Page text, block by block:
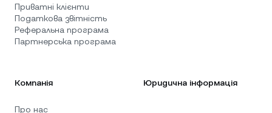
Приватні клієнти
Податкова звітність
Реферальна програма
Партнерська програма
Компанія
Про нас
Юридична інформація